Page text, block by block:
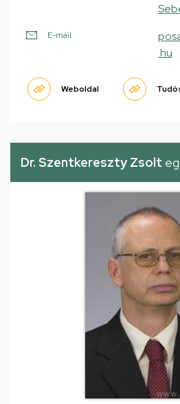
E-mail
.hu
Weboldal
Dr. Szentkereszty Zsolt